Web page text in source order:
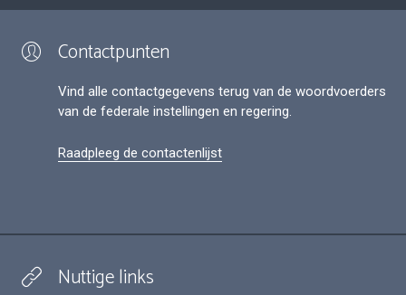
Contactpunten
Vind alle contactgegevens terug van de woordvoerders
van de federale instellingen en regering.
Raadpleeg de contactenlijst
Nuttige links